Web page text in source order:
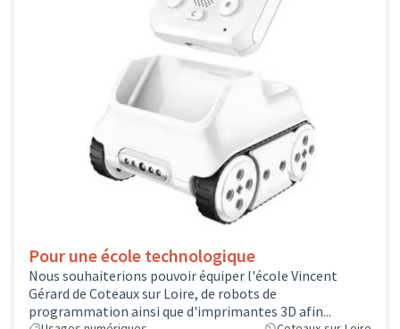
Pour une école technologique
Nous souhaiterions pouvoir équiper l'école Vincent
Gérard de Coteaux sur Loire, de robots de
programmation ainsi que d'imprimantes 3D afin...